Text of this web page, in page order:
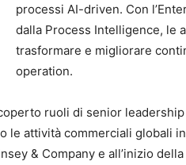
processi AI-driven. Con
dalla Process Intelligence, le
trasformare e migliorare
operation.
ruoli di senior
le attività commerciali globali
& Company e all’inizio